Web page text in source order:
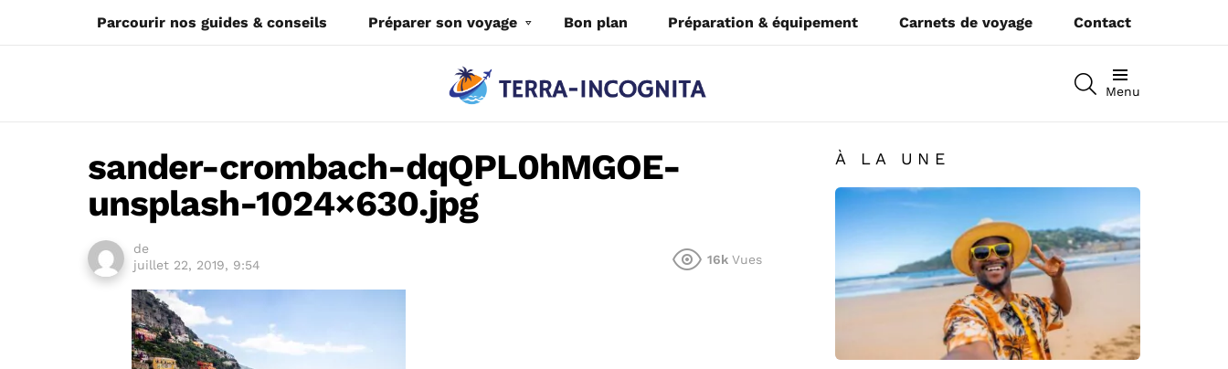
Parcourir nos guides & conseils Préparer son voyage Bon plan Préparation & équipement Carnets de voyage Contact
RECHERCHEZ
Menu
sander-crombach-dqQPL0hMGOE-
unsplash-1024×630.jpg
de
juillet 22, 2019, 9:54
16k Vues
À LA UNE